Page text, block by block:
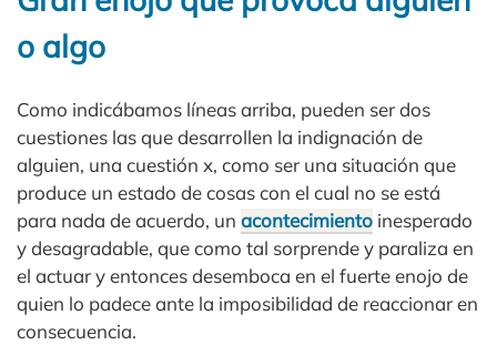
o algo
Como indicábamos líneas arriba, pueden ser dos
cuestiones las que desarrollen la indignación de
alguien, una cuestión x, como ser una situación que
produce un estado de cosas con el cual no se está
para nada de acuerdo, un acontecimiento inesperado
y desagradable, que como tal sorprende y paraliza en
el actuar y entonces desemboca en el fuerte enojo de
quien lo padece ante la imposibilidad de reaccionar en
consecuencia.